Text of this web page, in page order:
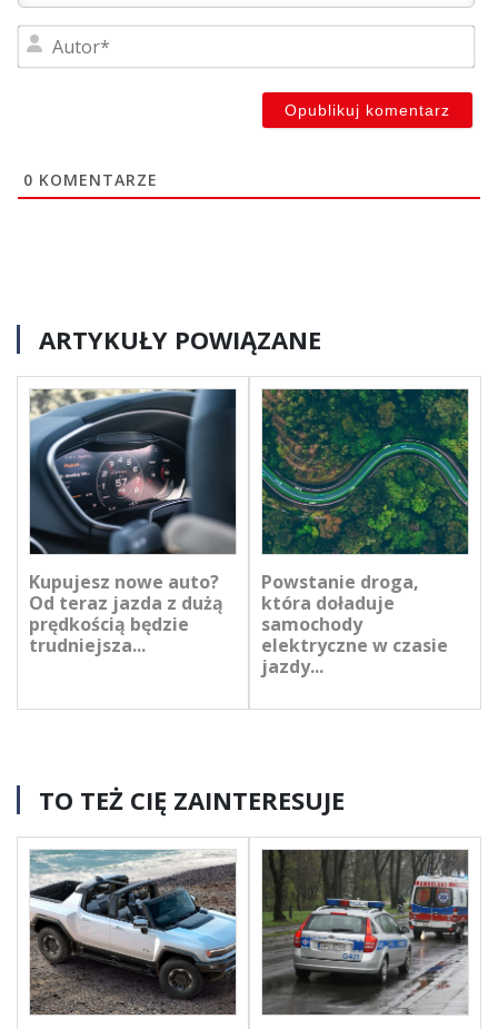
0 KOMENTARZE
ARTYKUŁY POWIĄZANE
Kupujesz nowe auto?
Od teraz jazda z dużą
prędkością będzie
trudniejsza...
Powstanie droga,
która doładuje
samochody
elektryczne w czasie
jazdy...
TO TEŻ CIĘ ZAINTERESUJE